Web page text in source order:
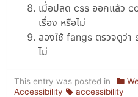
เมื่อปลด css ออกแล้ว
เรื่อง หรือไม่
ลองใช้ fangs ตรวจดูว่า
ไม่
This entry was posted in
Accessibility
accessibility